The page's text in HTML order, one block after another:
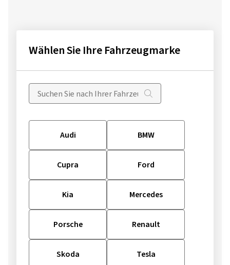
Wählen Sie Ihre Fahrzeugmarke
Audi BMW
Cupra Ford
Kia Mercedes
Porsche Renault
Skoda Tesla